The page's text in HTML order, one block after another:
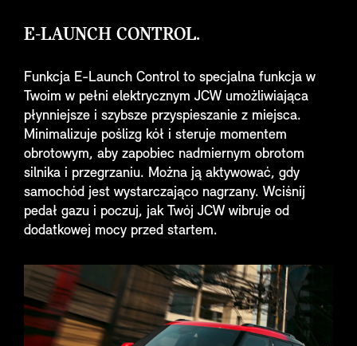
E-LAUNCH CONTROL.
Funkcja E-Launch Control to specjalna funkcja w
Twoim w pełni elektrycznym JCW umożliwiająca
płynniejsze i szybsze przyspieszanie z miejsca.
Minimalizuje poślizg kół i steruje momentem
obrotowym, aby zapobiec nadmiernym obrotom
silnika i przegrzaniu. Można ją aktywować, gdy
samochód jest wystarczająco nagrzany. Wciśnij
pedał gazu i poczuj, jak Twój JCW wibruje od
dodatkowej mocy przed startem.